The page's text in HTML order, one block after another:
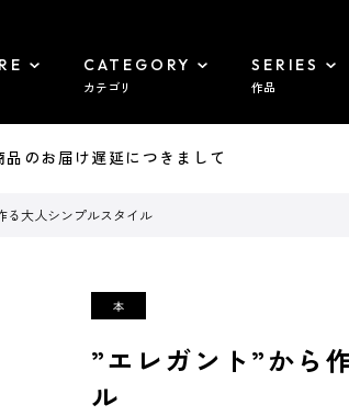
CATEGORY
カテゴリ
SERIES
作品
のお届け遅延につきまして
る大人シンプルスタイル
”エレガント”から
ル